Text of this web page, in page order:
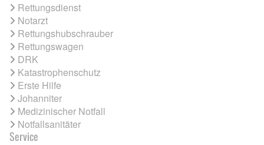
Rettungsdienst
Notarzt
Rettungshubschrauber
Rettungswagen
DRK
Katastrophenschutz
Erste Hilfe
Johanniter
Medizinischer Notfall
Notfallsanitäter
Service